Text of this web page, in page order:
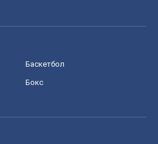
Баскетбол
Бокс